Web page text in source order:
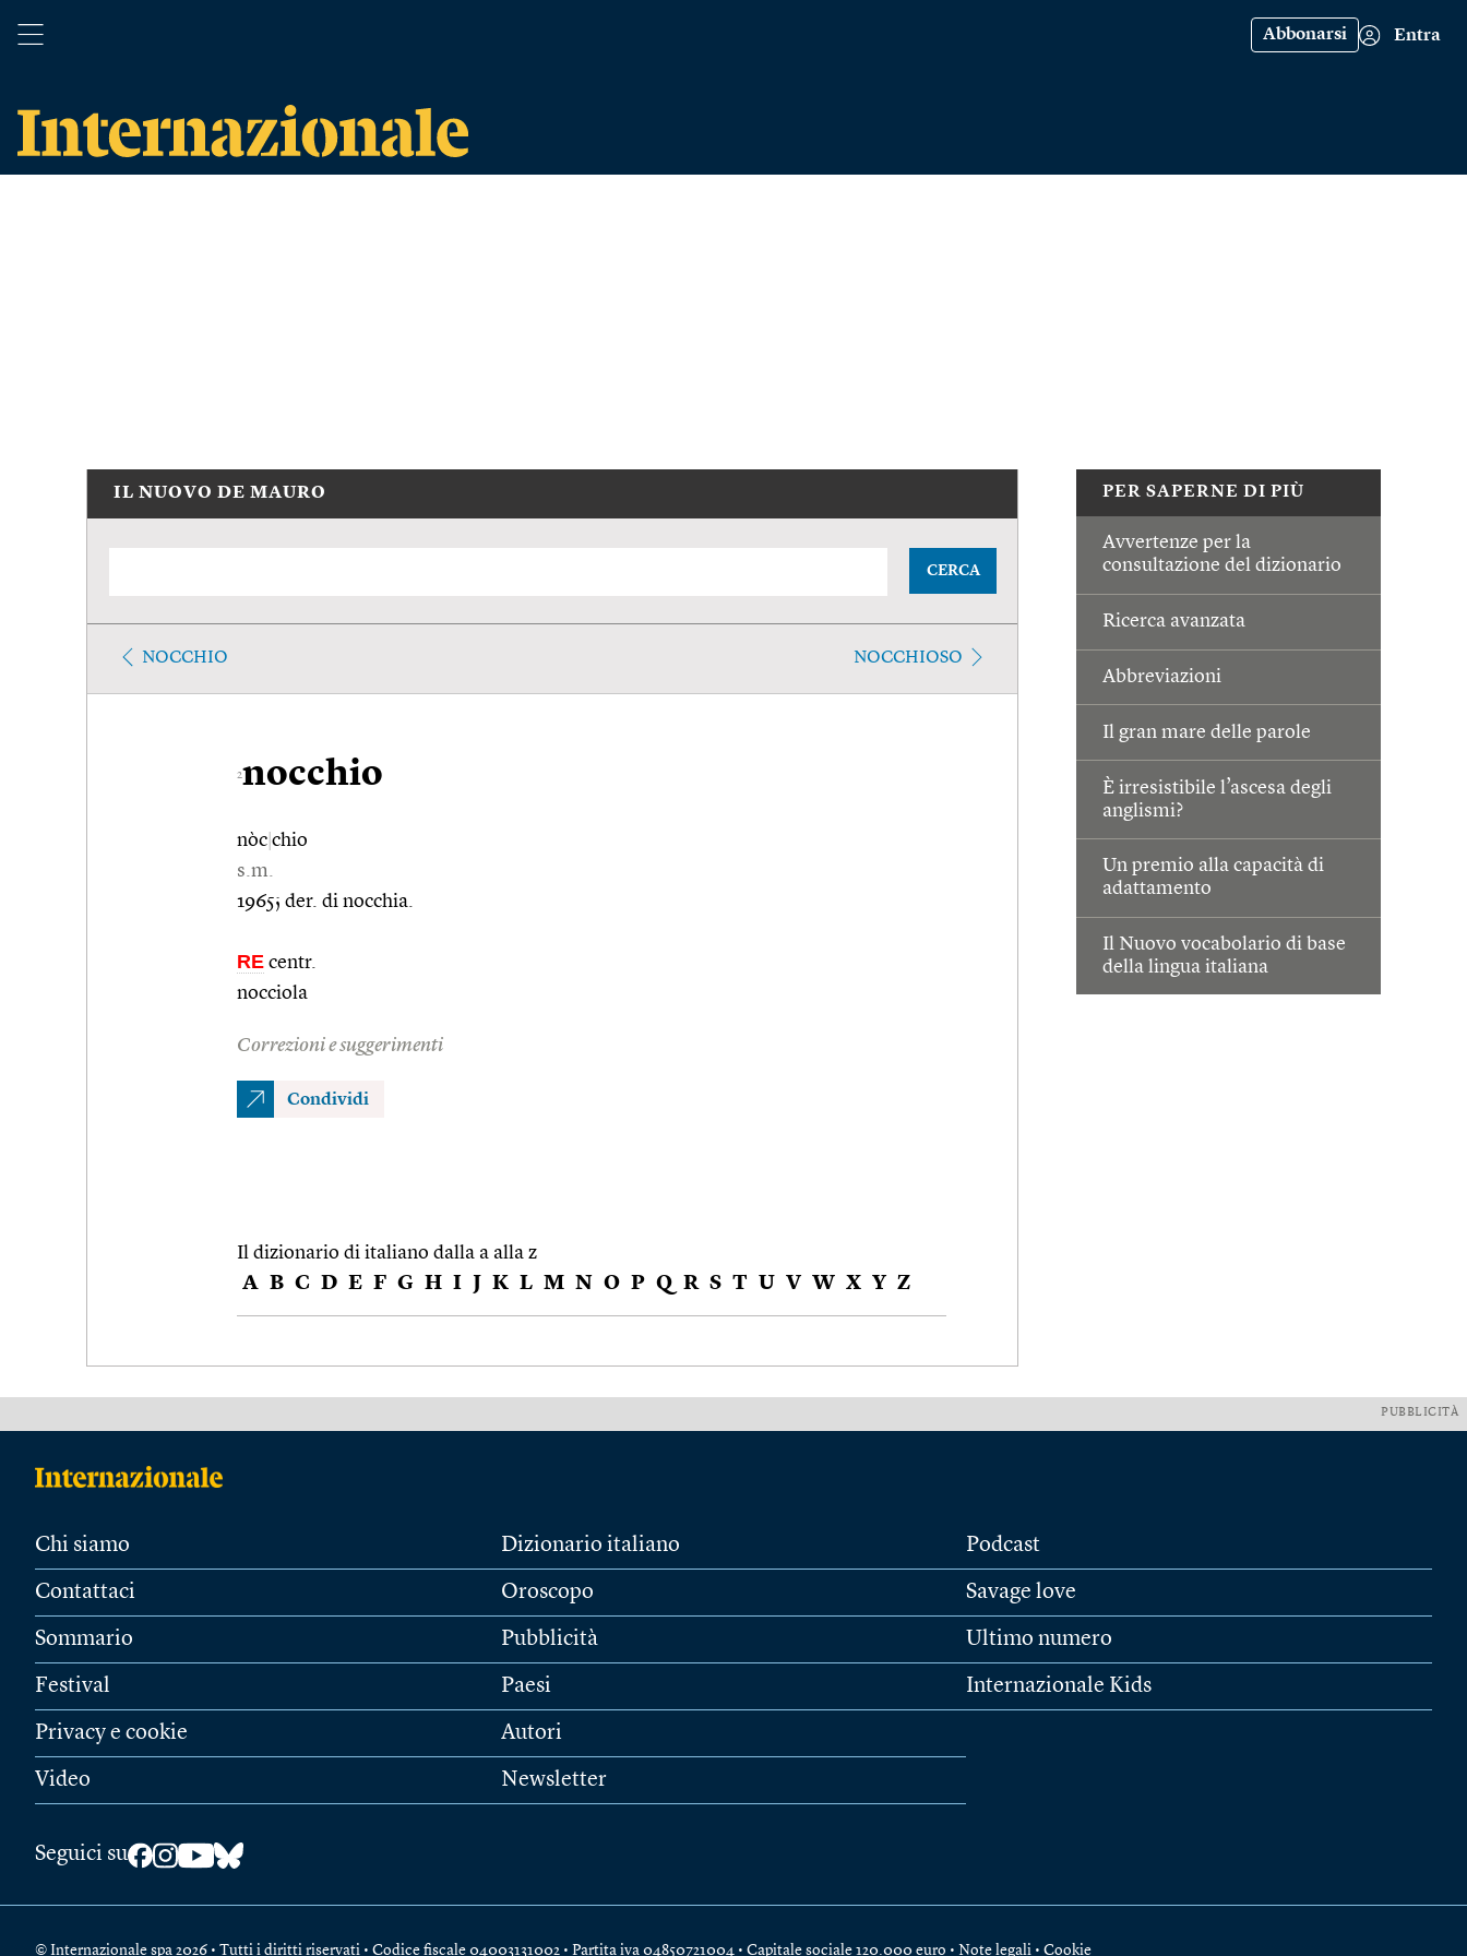
Abbonarsi Entra
PER SAPERNE DI PIÙ
Avvertenze per la
consultazione del dizionario
Ricerca avanzata
Abbreviazioni
Il gran mare delle parole
È irresistibile l’ascesa degli
anglismi?
Un premio alla capacità di
adattamento
Il Nuovo vocabolario di base
della lingua italiana
IL NUOVO DE MAURO
CERCA
NOCCHIO NOCCHIOSO
2nocchio
nòc chio
s.m.
1965; der. di nocchia.
RE centr.
nocciola
Correzioni e suggerimenti
Condividi
Il dizionario di italiano dalla a alla z
A B C D E F G H I J K L M N O P Q R S T U V W X Y Z
PUBBLICITÀ
Chi siamo
Contattaci
Sommario
Festival
Privacy e cookie
Video
Dizionario italiano
Oroscopo
Pubblicità
Paesi
Autori
Newsletter
Podcast
Savage love
Ultimo numero
Internazionale Kids
Seguici su
© Internazionale spa 2026 • Tutti i diritti riservati • Codice fiscale 04003131002 • Partita iva 04850721004 • Capitale sociale 120.000 euro • Note legali • Cookie